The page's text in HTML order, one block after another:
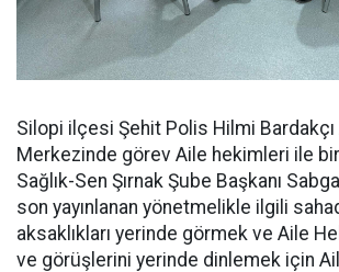
Silopi ilçesi Şehit Polis Hilmi Bardakçı
Merkezinde görev Aile hekimleri ile
Sağlık-Sen Şırnak Şube Başkanı
son yayınlanan yönetmelikle ilgili
aksaklıkları yerinde görmek ve Aile
ve görüşlerini yerinde dinlemek için